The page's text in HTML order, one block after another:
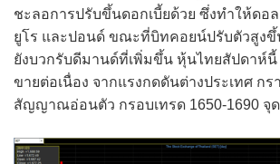
ชะลอการปรับขึ้นดอกเบี้ยด้วย ซึ่งทำให้ดอ
ยูโร และปอนด์ ขณะที่บิทคอยน์ปรับตัวสูง
ยังบวกรับดีมานด์ที่เพิ่มขึ้น หุ้นไทยสัปดาห์นี้
ขายต่อเนื่อง จากแรงกดดันต่างประเทศ กร
สัญญาณอ่อนตัว กรอบเทรด 1650-1690 จุด